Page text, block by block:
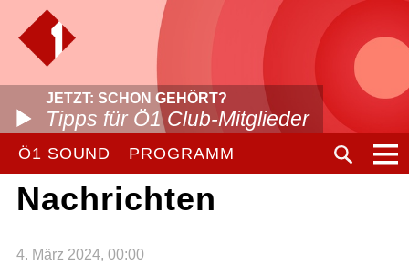
JETZT: SCHON GEHÖRT?
Tipps für Ö1 Club-Mitglieder
Ö1 SOUND PROGRAMM
Nachrichten
4. März 2024, 00:00